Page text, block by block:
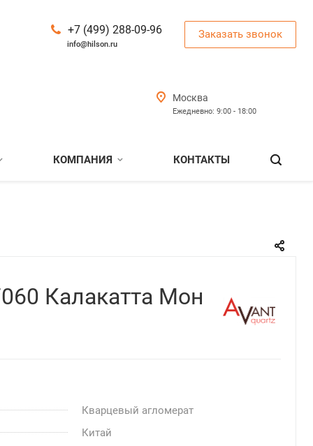
+7 (499) 288-09-96
info@hilson.ru
Заказать звонок
Москва
Ежедневно: 9:00 - 18:00
КОМПАНИЯ КОНТАКТЫ
Калакатта Мон
Кварцевый агломерат
Китай